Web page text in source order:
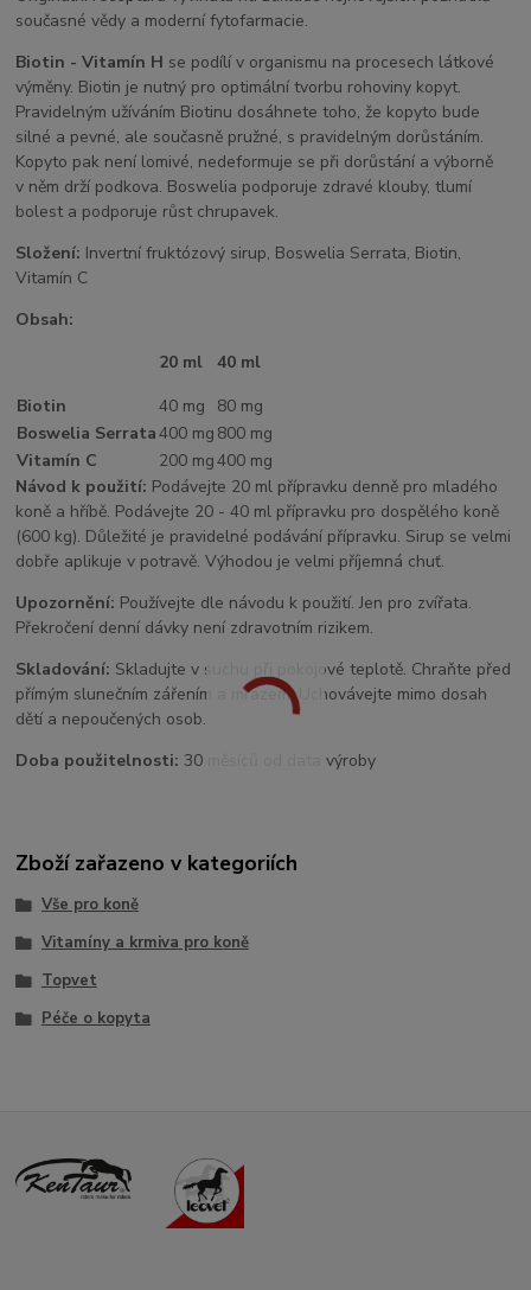
současné vědy a moderní fytofarmacie.
Biotin - Vitamín H se podílí v organismu na procesech látkové
výměny. Biotin je nutný pro optimální tvorbu rohoviny kopyt.
Pravidelným užíváním Biotinu dosáhnete toho, že kopyto bude
silné a pevné, ale současně pružné, s pravidelným dorůstáním.
Kopyto pak není lomivé, nedeformuje se při dorůstání a výborně
v něm drží podkova. Boswelia podporuje zdravé klouby, tlumí
bolest a podporuje růst chrupavek.
Složení: Invertní fruktózový sirup, Boswelia Serrata, Biotin,
Vitamín C
Obsah:
20 ml
40 ml
Biotin
40 mg
80 mg
Boswelia Serrata400 mg 800 mg
Vitamín C
200 mg400 mg
Návod k použití: Podávejte 20 ml přípravku denně pro mladého
koně a hříbě. Podávejte 20 - 40 ml přípravku pro dospělého koně
(600 kg). Důležité je pravidelné podávání přípravku. Sirup se velmi
dobře aplikuje v potravě. Výhodou je velmi příjemná chuť.
Upozornění: Používejte dle návodu k použití. Jen pro zvířata.
Překročení denní dávky není zdravotním rizikem.
Skladování: Skladujte v suchu při pokojové teplotě. Chraňte před
přímým slunečním zářením a mrazem. Uchovávejte mimo dosah
dětí a nepoučených osob.
Doba použitelnosti: 30 měsíců od data výroby
Zboží zařazeno v kategoriích
Vše pro koně
Vitamíny a krmiva pro koně
Topvet
Péče o kopyta